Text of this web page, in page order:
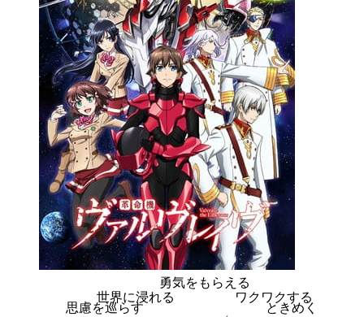
勇気をもらえる
ワクワクする
ときめく
思慮を巡らす
世界に浸れる